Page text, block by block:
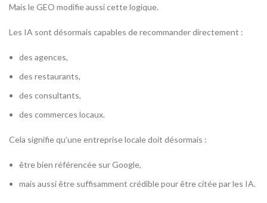
Mais le GEO modifie aussi cette logique.
Les IA sont désormais capables de recommander directement :
des agences,
des restaurants,
des consultants,
des commerces locaux.
Cela signifie qu’une entreprise locale doit désormais :
être bien référencée sur Google,
mais aussi être suffisamment crédible pour être citée par les IA.